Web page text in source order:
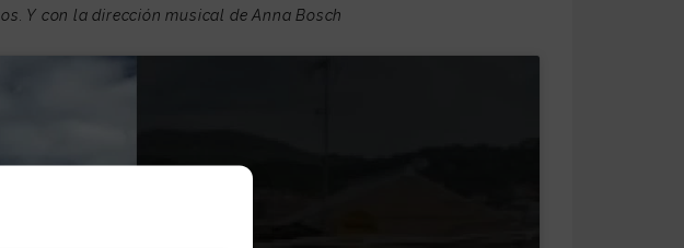
Y con la dirección musical de Anna Bosch